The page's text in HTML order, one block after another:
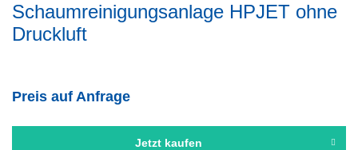
Schaumreinigungsanlage HPJET ohne
Druckluft
Preis auf Anfrage
Jetzt kaufen